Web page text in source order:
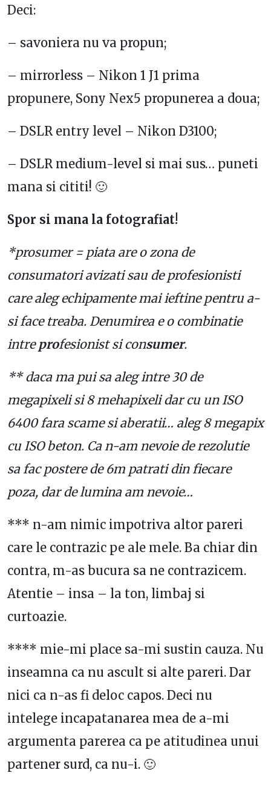
Deci:
– savoniera nu va propun;
– mirrorless – Nikon 1 J1 prima
propunere, Sony Nex5 propunerea a doua;
– DSLR entry level – Nikon D3100;
– DSLR medium-level si mai sus… puneti
mana si cititi! 🙂
Spor si mana la fotografiat!
*prosumer = piata are o zona de
consumatori avizati sau de profesionisti
care aleg echipamente mai ieftine pentru a-
si face treaba. Denumirea e o combinatie
intre profesionist si consumer.
** daca ma pui sa aleg intre 30 de
megapixeli si 8 mehapixeli dar cu un ISO
6400 fara scame si aberatii… aleg 8 megapix
cu ISO beton. Ca n-am nevoie de rezolutie
sa fac postere de 6m patrati din fiecare
poza, dar de lumina am nevoie…
*** n-am nimic impotriva altor pareri
care le contrazic pe ale mele. Ba chiar din
contra, m-as bucura sa ne contrazicem.
Atentie – insa – la ton, limbaj si
curtoazie.
**** mie-mi place sa-mi sustin cauza. Nu
inseamna ca nu ascult si alte pareri. Dar
nici ca n-as fi deloc capos. Deci nu
intelege incapatanarea mea de a-mi
argumenta parerea ca pe atitudinea unui
partener surd, ca nu-i. 🙂